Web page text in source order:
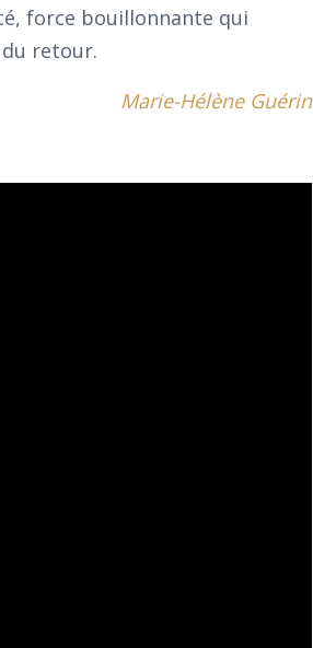
force bouillonnante qui
retour.
Marie-Hélène Guérin